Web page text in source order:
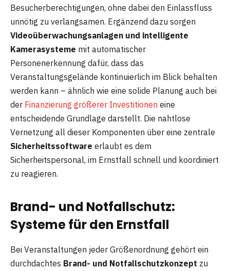
Besucherberechtigungen, ohne dabei den Einlassfluss
unnötig zu verlangsamen. Ergänzend dazu sorgen
Videoüberwachungsanlagen und intelligente
Kamerasysteme mit automatischer
Personenerkennung dafür, dass das
Veranstaltungsgelände kontinuierlich im Blick behalten
werden kann – ähnlich wie eine solide Planung auch bei
der Finanzierung größerer Investitionen eine
entscheidende Grundlage darstellt. Die nahtlose
Vernetzung all dieser Komponenten über eine zentrale
Sicherheitssoftware erlaubt es dem
Sicherheitspersonal, im Ernstfall schnell und koordiniert
zu reagieren.
Brand- und Notfallschutz:
Systeme für den Ernstfall
Bei Veranstaltungen jeder Größenordnung gehört ein
durchdachtes Brand- und Notfallschutzkonzept zu